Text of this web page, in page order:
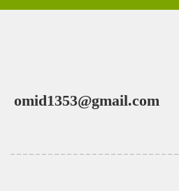
omid1353@gmail.com